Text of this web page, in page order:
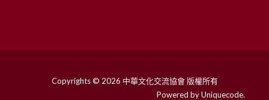
Copyrights © 2026 中華文化交流協會 版權所有
Powered byUniquecode.